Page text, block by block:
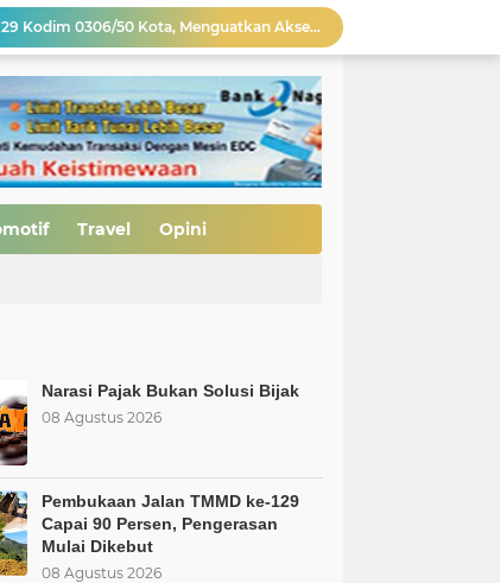
Pengerasan Jalan TMMD ke-129 Kodim 0306/50 Kota, Menguatkan Akses Menuju Kemajuan Nagari
Edukasi Keselamatan Berkedara, Ditlantas Polda Sumbar Gelar "Police Goes To Campus" di UNP
Kedudukan L68TQ dalam Islam
Harus Berbuat Apa?
Pembukaan Jalan TMMD ke-129 Capai 90 Persen, Pengerasan Mulai Dikebut
Evaluasi Arah Kebijakan
Dinilai Janggal"
Travel Opini
Narasi Pajak Bukan Solusi Bijak
08 Agustus 2026
Pembukaan Jalan TMMD ke-129
Capai 90 Persen, Pengerasan
Mulai Dikebut
08 Agustus 2026